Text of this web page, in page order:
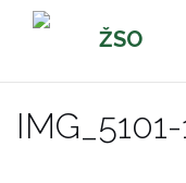
Pereiti
ŽSO
IMG_5101-